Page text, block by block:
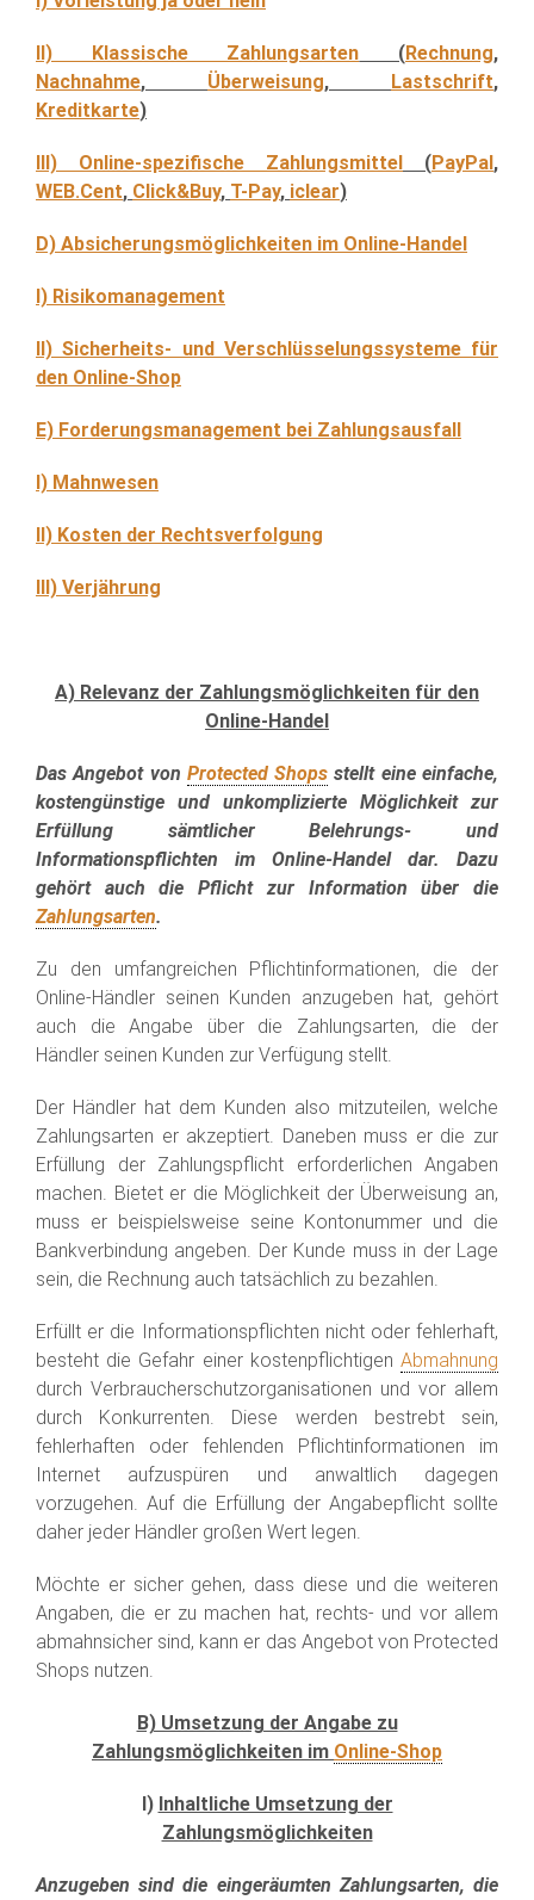
II) Klassische Zahlungsarten (Rechnung,
Nachnahme, Überweisung, Lastschrift,
Kreditkarte)
III) Online-spezifische Zahlungsmittel (PayPal,
WEB.Cent, Click&Buy, T-Pay, iclear)
D) Absicherungsmöglichkeiten im Online-Handel
I) Risikomanagement
II) Sicherheits- und Verschlüsselungssysteme für
den Online-Shop
E) Forderungsmanagement bei Zahlungsausfall
I) Mahnwesen
II) Kosten der Rechtsverfolgung
III) Verjährung
A) Relevanz der Zahlungsmöglichkeiten für den
Online-Handel
Das Angebot von Protected Shops stellt eine einfache,
kostengünstige und unkomplizierte Möglichkeit zur
Erfüllung sämtlicher Belehrungs- und
Informationspflichten im Online-Handel dar. Dazu
gehört auch die Pflicht zur Information über die
Zahlungsarten.
Zu den umfangreichen Pflichtinformationen, die der
Online-Händler seinen Kunden anzugeben hat, gehört
auch die Angabe über die Zahlungsarten, die der
Händler seinen Kunden zur Verfügung stellt.
Der Händler hat dem Kunden also mitzuteilen, welche
Zahlungsarten er akzeptiert. Daneben muss er die zur
Erfüllung der Zahlungspflicht erforderlichen Angaben
machen. Bietet er die Möglichkeit der Überweisung an,
muss er beispielsweise seine Kontonummer und die
Bankverbindung angeben. Der Kunde muss in der Lage
sein, die Rechnung auch tatsächlich zu bezahlen.
Erfüllt er die Informationspflichten nicht oder fehlerhaft,
besteht die Gefahr einer kostenpflichtigen Abmahnung
durch Verbraucherschutzorganisationen und vor allem
durch Konkurrenten. Diese werden bestrebt sein,
fehlerhaften oder fehlenden Pflichtinformationen im
Internet aufzuspüren und anwaltlich dagegen
vorzugehen. Auf die Erfüllung der Angabepflicht sollte
daher jeder Händler großen Wert legen.
Möchte er sicher gehen, dass diese und die weiteren
Angaben, die er zu machen hat, rechts- und vor allem
abmahnsicher sind, kann er das Angebot von Protected
Shops nutzen.
B) Umsetzung der Angabe zu
Zahlungsmöglichkeiten im Online-Shop
I) Inhaltliche Umsetzung der
Zahlungsmöglichkeiten
Anzugeben sind die eingeräumten Zahlungsarten, die